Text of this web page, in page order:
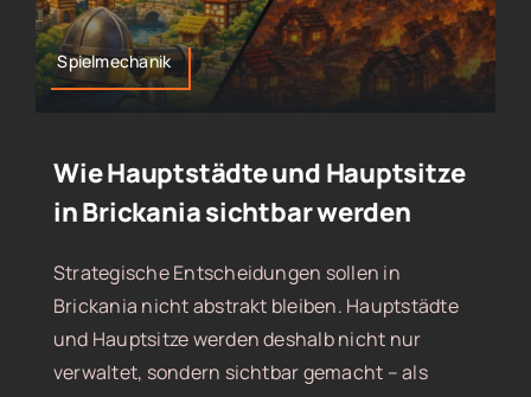
Spielmechanik
Wie Hauptstädte und Hauptsitze
in Brickania sichtbar werden
Strategische Entscheidungen sollen in
Brickania nicht abstrakt bleiben. Hauptstädte
und Hauptsitze werden deshalb nicht nur
verwaltet, sondern sichtbar gemacht – als